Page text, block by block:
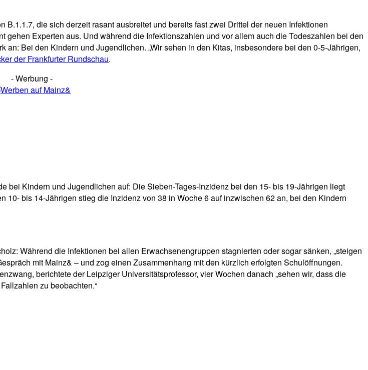
die sich derzeit rasant ausbreitet und bereits fast zwei Drittel der neuen Infektionen
Experten aus. Und während die Infektionszahlen und vor allem auch die Todeszahlen bei den
Bei den Kindern und Jugendlichen. „Wir sehen in den Kitas, insbesondere bei den 0-5-Jährigen,
der Frankfurter Rundschau.
- Werbung -
bei Kindern und Jugendlichen auf: Die Sieben-Tages-Inzidenz bei den 15- bis 19-Jährigen liegt
bis 14-Jährigen stieg die Inzidenz von 38 in Woche 6 auf inzwischen 62 an, bei den Kindern
Während die Infektionen bei allen Erwachsenengruppen stagnierten oder sogar sänken, „steigen
mit Mainz& – und zog einen Zusammenhang mit den kürzlich erfolgten Schulöffnungen.
berichtete der Leipziger Universitätsprofessor, vier Wochen danach „sehen wir, dass die
zu beobachten.“